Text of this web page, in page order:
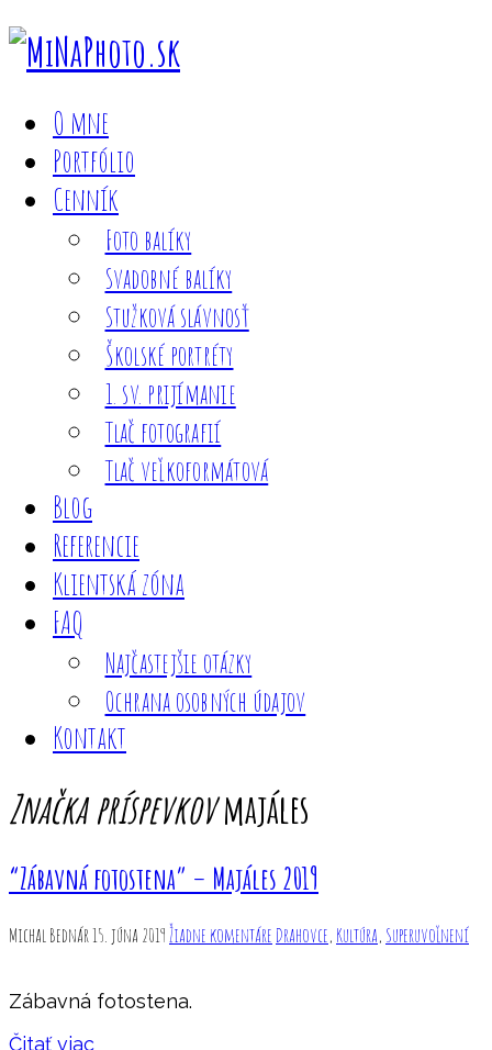
O mne
Portfólio
Cenník
Foto balíky
Svadobné balíky
Stužková slávnosť
Školské portréty
1. sv. prijímanie
Tlač fotografií
Tlač veľkoformátová
Blog
Referencie
Klientská zóna
FAQ
Najčastejšie otázky
Ochrana osobných údajov
Kontakt
Značka príspevkovmajáles
“Zábavná fotostena” – Majáles 2019
Michal Bednár15. júna 2019 Žiadne komentáre Drahovce, Kultúra, Superuvoľnení
Zábavná fotostena.
Čitať viac